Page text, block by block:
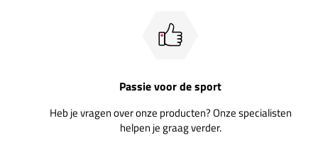
Passie voor de sport
Heb je vragen over onze producten? Onze specialisten
helpen je graag verder.